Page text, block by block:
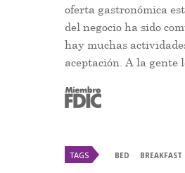
oferta gastronómica
del negocio ha sido
hay muchas
aceptación. A la gente
TAGS BED BREAKFAST